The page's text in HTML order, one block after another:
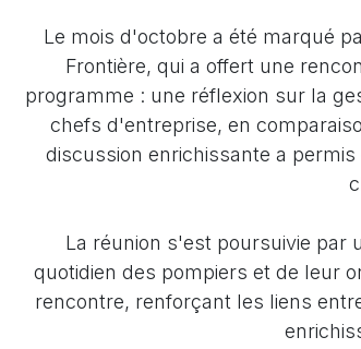
Le mois d'octobre a été marqué
Frontière, qui a offert une
programme : une réflexion sur la
chefs d'entreprise, en
discussion enrichissante a
La réunion s'est poursuivie par
quotidien des pompiers et de leur
rencontre, renforçant les liens